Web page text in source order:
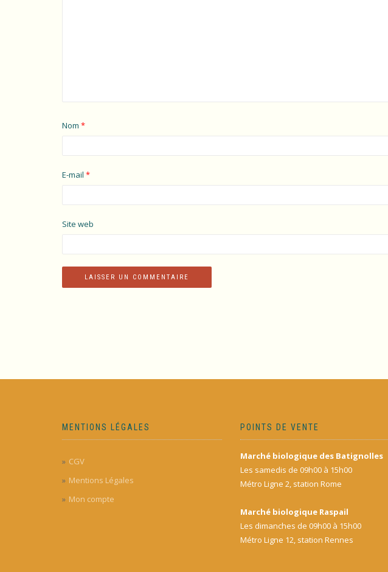
Nom *
E-mail *
Site web
MENTIONS LÉGALES
CGV
Mentions Légales
Mon compte
POINTS DE VENTE
Marché biologique des Batignolles
Les samedis de 09h00 à 15h00
Métro Ligne 2, station Rome
Marché biologique Raspail
Les dimanches de 09h00 à 15h00
Métro Ligne 12, station Rennes